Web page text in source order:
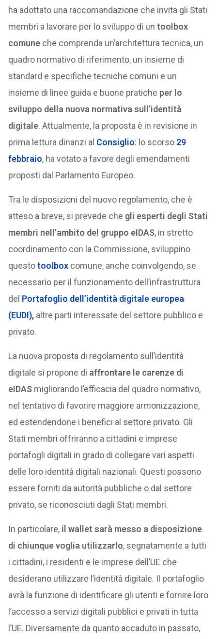
ha adottato una raccomandazione che invita gli Stati
membri a lavorare per lo sviluppo di untoolbox
comune che comprenda un’architettura tecnica, un
quadro normativo di riferimento, un insieme di
standard e specifiche tecniche comuni e un
insieme di linee guida e buone pratiche per lo
sviluppo della nuova normativa sull’identità
digitale. Attualmente, la proposta è in revisione in
prima lettura dinanzi al Consiglio: lo scorso 29
febbraio, ha votato a favore degli emendamenti
proposti dal Parlamento Europeo.
Tra le disposizioni del nuovo regolamento, che è
atteso a breve, si prevede che gli esperti degli Stati
membri nell’ambito del gruppo eIDAS, in stretto
coordinamento con la Commissione, sviluppino
questotoolbox comune, anche coinvolgendo, se
necessario per il funzionamento dell’infrastruttura
del Portafoglio dell’identità digitale europea
(EUDI), altre parti interessate del settore pubblico e
privato.
La nuova proposta di regolamento sull’identità
digitale si propone di affrontare le carenze di
eIDAS migliorando l’efficacia del quadro normativo,
nel tentativo di favorire maggiore armonizzazione,
ed estendendone i benefici al settore privato. Gli
Stati membri offriranno a cittadini e imprese
portafogli digitali in grado di collegare vari aspetti
delle loro identità digitali nazionali. Questi possono
essere forniti da autorità pubbliche o dal settore
privato, se riconosciuti dagli Stati membri.
In particolare, il wallet sarà messo a disposizione
di chiunque voglia utilizzarlo, segnatamente a tutti
i cittadini, i residenti e le imprese dell’UE che
desiderano utilizzare l’identità digitale. Il portafoglio
avrà la funzione di identificare gli utenti e fornire loro
l’accesso a servizi digitali pubblici e privati in tutta
l’UE. Diversamente da quanto accaduto in passato,